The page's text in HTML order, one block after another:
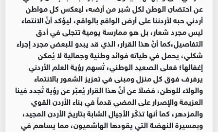
عن احتضان الوطن لكل شبر من أرضه، ليعكس كل مواطن
أردني حبه لأردننا على أرض الواقع بالواقع، ليؤكد أنَّ الانتماء
ليس مجرد شعار، بل هو ممارسة يومية تتجلى في أدق
التفاصيل،كما أنَّ هذا القرار، الذي قد يبدو للبعض مجرد إجراء
شكلي، يحمل في طياته فوائد وطنية وجمالية لا يُمكن
إغفالها؛ فعلى الصعيد الوطني، تُسهم رؤية العلم الأردني
يرفرف فوق كل منزل ومبنى في تعزيز الشعور بالانتماء
والولاء للوطن، فضلاً عن أنَّ هذا القرار يُعبّر عن رؤية تُجدد فينا
العزيمة والإصرار على المضي قدماً في بناء الأردن القوي
والمزدهر، كما أنها تذكّر الأجيال الشابة بتاريخ الأردن المجيد،
وبمسيرة النهضة التي يقودها الهاشميون، مما يساهم في